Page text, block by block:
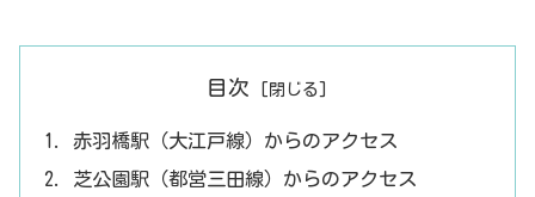
目次
赤羽橋駅（大江戸線）からのアクセス
芝公園駅（都営三田線）からのアクセス